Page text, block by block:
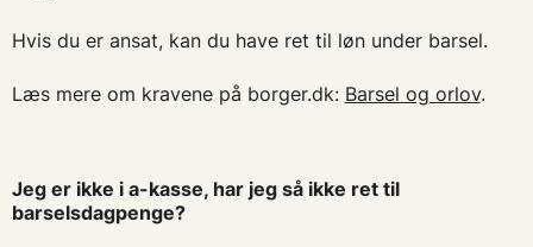
Hvis du er ansat, kan du have ret til løn under barsel.
Læs mere om kravene på borger.dk: Barsel og orlov.
Jeg er ikke i a-kasse, har jeg så ikke ret til
barselsdagpenge?